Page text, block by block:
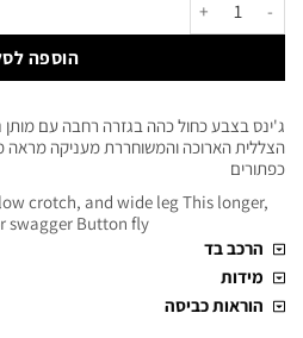
הוספה
ג'ינס בצבע כחול כהה בגזרה רחבה עם
הצללית הארוכה והמשוחררת מעניקה מראה
כפתורים
crotch, and wide leg This longer,
swagger Button fly
הרכב בד
מידות
הוראות כביסה